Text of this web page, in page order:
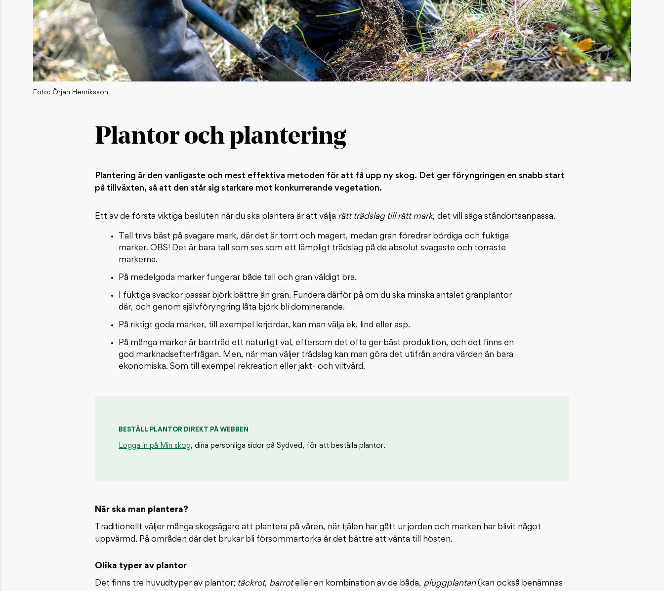
Foto: Örjan Henriksson
Plantor och plantering
Plantering är den vanligaste och mest effektiva metoden för att få upp ny skog. Det ger föryngringen en snabb start
på tillväxten, så att den står sig starkare mot konkurrerande vegetation.
Ett av de första viktiga besluten när du ska plantera är att välja rätt trädslag till rätt mark, det vill säga ståndortsanpassa.
Tall trivs bäst på svagare mark, där det är torrt och magert, medan gran föredrar bördiga och fuktiga
marker. OBS! Det är bara tall som ses som ett lämpligt trädslag på de absolut svagaste och torraste
markerna.
På medelgoda marker fungerar både tall och gran väldigt bra.
I fuktiga svackor passar björk bättre än gran. Fundera därför på om du ska minska antalet granplantor
där, och genom självföryngring låta björk bli dominerande.
På riktigt goda marker, till exempel lerjordar, kan man välja ek, lind eller asp.
På många marker är barrträd ett naturligt val, eftersom det ofta ger bäst produktion, och det finns en
god marknadsefterfrågan. Men, när man väljer trädslag kan man göra det utifrån andra värden än bara
ekonomiska. Som till exempel rekreation eller jakt- och viltvård.
BESTÄLL PLANTOR DIREKT PÅ WEBBEN
Logga in på Min skog, dina personliga sidor på Sydved, för att beställa plantor.
När ska man plantera?
Traditionellt väljer många skogsägare att plantera på våren, när tjälen har gått ur jorden och marken har blivit något
uppvärmd. På områden där det brukar bli försommartorka är det bättre att vänta till hösten.
Olika typer av plantor
Det finns tre huvudtyper av plantor; täckrot, barroteller en kombination av de båda, pluggplantan(kan också benämnas